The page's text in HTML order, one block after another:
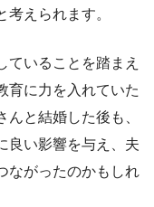
えられます。
ていることを踏まえ
育に力を入れていた
と結婚した後も、
良い影響を与え、夫
ながったのかもしれ